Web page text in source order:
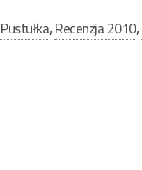
,Recenzja 2010,